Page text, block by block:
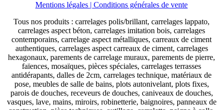
Mentions légales | Conditions générales de vente
Tous nos produits : carrelages polis/brillant, carrelages lappato,
carrelages aspect béton, carrelages imitation bois, carrelages
contemporains, carrelage aspect métalliques, carreaux de ciment
authentiques, carrelages aspect carreaux de ciment, carrelages
hexagonaux, parements de carrelage muraux, parements de pierre,
faïences, mosaïques, pièces spéciales, carrelages terrasses
antidérapants, dalles de 2cm, carrelages technique, matériaux de
pose, meubles de salle de bains, plots autonivelant, plots fixes,
parois de douches, receveurs de douches, caniveaux de douches,
vasques, lave, mains, miroirs, robinetterie, baignoires, panneaux de